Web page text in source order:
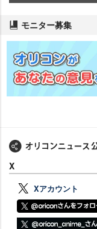
モニター募集
X
Xアカウント